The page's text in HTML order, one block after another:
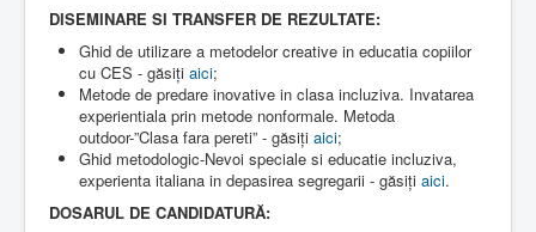
DISEMINARE SI TRANSFER DE REZULTATE:
Ghid de utilizare a metodelor creative in educatia copiilor
cu CES - găsiți aici;
Metode de predare inovative in clasa incluziva. Invatarea
experientiala prin metode nonformale. Metoda
outdoor-”Clasa fara pereti” - găsiți aici;
Ghid metodologic-Nevoi speciale si educatie incluziva,
experienta italiana in depasirea segregarii - găsiți aici.
DOSARUL DE CANDIDATURĂ: